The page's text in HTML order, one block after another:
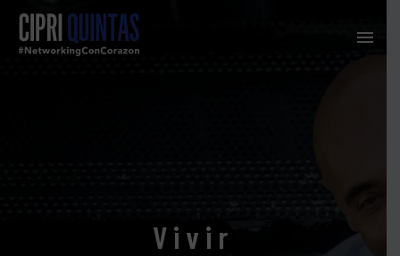
Vivir